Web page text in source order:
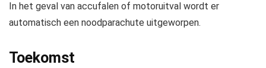
In het geval van accufalen of motoruitval wordt er
automatisch een noodparachute uitgeworpen.
Toekomst